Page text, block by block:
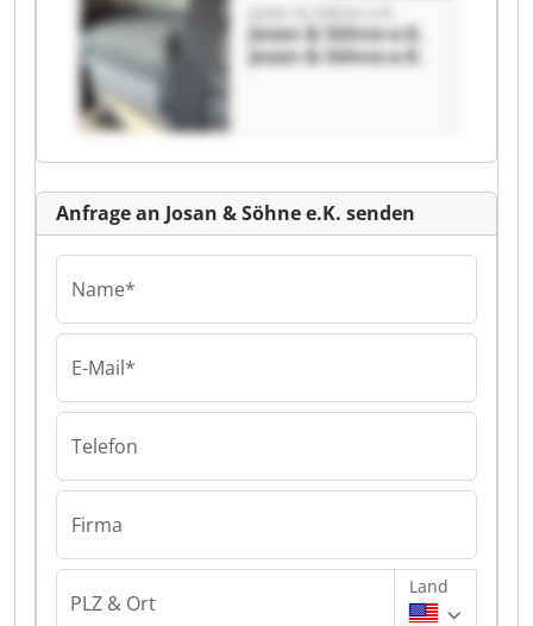
Josan & Söhne e.K.
Josan & Söhne e.K.
Josan & Söhne e.K.
Anfrage an Josan & Söhne e.K. senden
Name*
E-Mail*
Telefon
Firma
PLZ & Ort
Land